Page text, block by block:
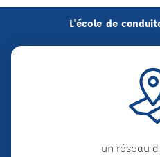
L'école de
un réseau